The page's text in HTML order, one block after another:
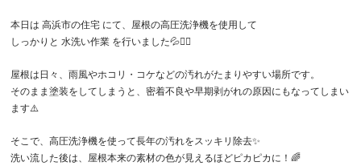
本日は 高浜市の住宅 にて、屋根の高圧洗浄機を使用して
しっかりと 水洗い作業 を行いました💦👷‍♂️
屋根は日々、雨風やホコリ・コケなどの汚れがたまりやすい場所です。
そのまま塗装をしてしまうと、密着不良や早期剥がれの原因にもなってしまい
ます⚠️
そこで、高圧洗浄機を使って長年の汚れをスッキリ除去✨
洗い流した後は、屋根本来の素材の色が見えるほどピカピカに！🌈